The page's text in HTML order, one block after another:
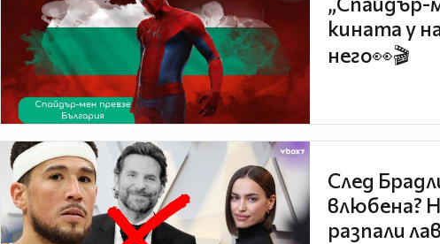
кината у
него👀🎬
След
влюбена?
разпали